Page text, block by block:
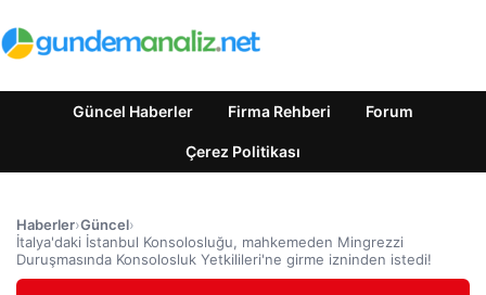
Güncel Haberler Firma Rehberi Forum
Çerez Politikası
Haberler›Güncel›
İtalya'daki İstanbul Konsolosluğu, mahkemeden Mingrezzi
Duruşmasında Konsolosluk Yetkilileri'ne girme izninden istedi!